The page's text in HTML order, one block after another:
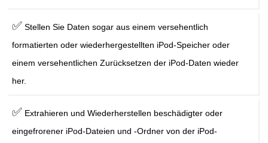
✅ Stellen Sie Daten sogar aus einem versehentlich
formatierten oder wiederhergestellten iPod-Speicher oder
einem versehentlichen Zurücksetzen der iPod-Daten wieder
her.
✅ Extrahieren und Wiederherstellen beschädigter oder
eingefrorener iPod-Dateien und -Ordner von der iPod-